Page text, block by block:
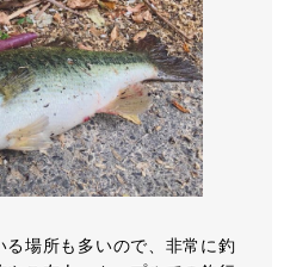
場所も多いので、非常に釣